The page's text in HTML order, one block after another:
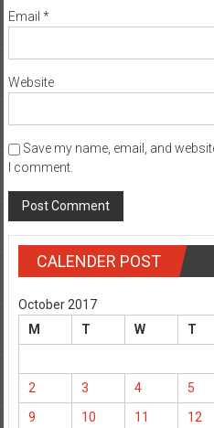
Email *
Website
Save my name, email, and
I comment.
CALENDER POST
October 2017
M
T W T
2
3 4 5
9
10 11 12